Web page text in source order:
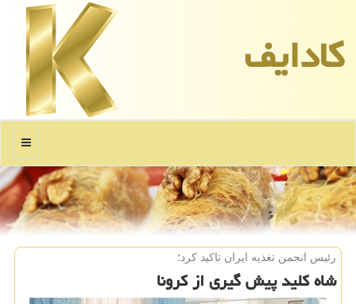
كادایف
منو
رئیس انجمن تغذیه ایران تاكید كرد؛
شاه كلید پیش گیری از كرونا